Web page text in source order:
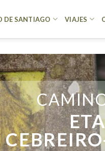
DE SANTIAGO VIAJES